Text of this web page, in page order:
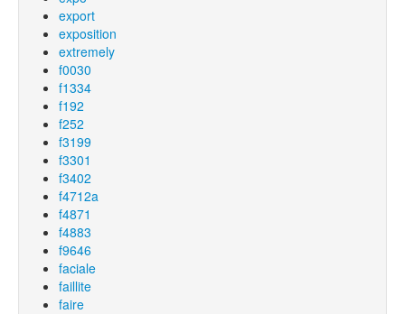
export
exposition
extremely
f0030
f1334
f192
f252
f3199
f3301
f3402
f4712a
f4871
f4883
f9646
faciale
faillite
faire